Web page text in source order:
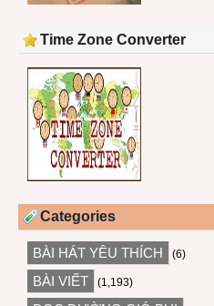
Time Zone Converter
Categories
BÀI HÁT YÊU THÍCH (6)
BÀI VIẾT (1,193)